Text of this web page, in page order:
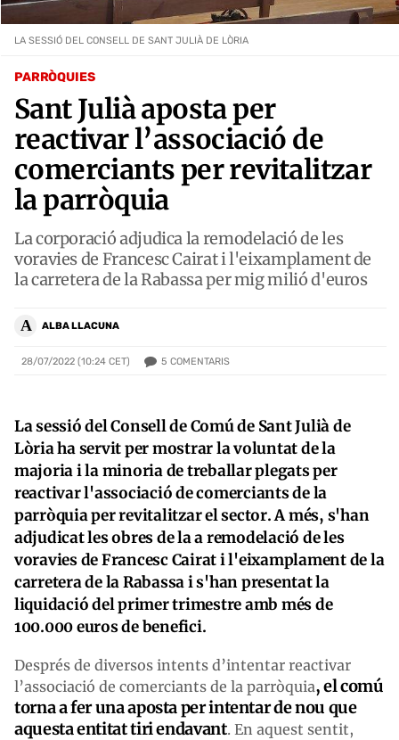
PARRÒQUIES
Sant Julià aposta per
reactivar l’associació de
comerciants per revitalitzar
la parròquia
La corporació adjudica la remodelació de les
voravies de Francesc Cairat i l'eixamplament de
la carretera de la Rabassa per mig milió d'euros
A ALBA LLACUNA
28/07/2022 (10:24 CET) 5 COMENTARIS
LA SESSIÓ DEL CONSELL DE SANT JULIÀ DE LÒRIA
La sessió del Consell de Comú de Sant Julià de
Lòria ha servit per mostrar la voluntat de la
majoria i la minoria de treballar plegats per
reactivar l'associació de comerciants de la
parròquia per revitalitzar el sector. A més, s'han
adjudicat les obres de la a remodelació de les
voravies de Francesc Cairat i l'eixamplament de la
carretera de la Rabassa i s'han presentat la
liquidació del primer trimestre amb més de
100.000 euros de benefici.
Després de diversos intents d’intentar reactivar
l’associació de comerciants de la parròquia, el comú
torna a fer una aposta per intentar de nou que
aquesta entitat tiri endavant. En aquest sentit,